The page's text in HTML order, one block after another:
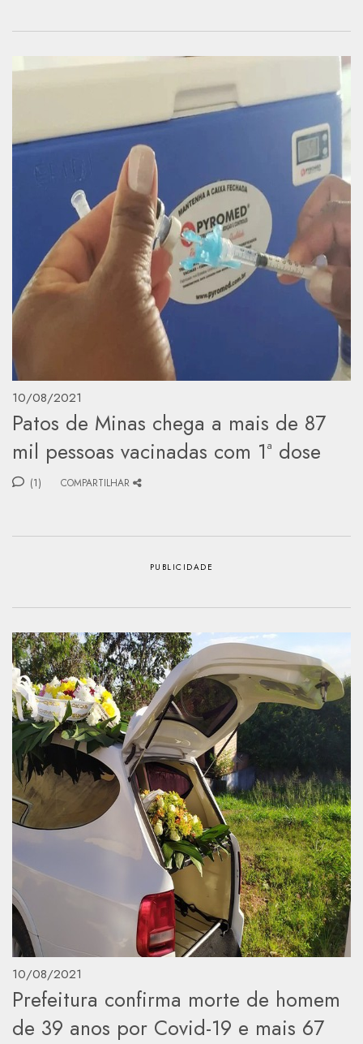
10/08/2021
Patos de Minas chega a mais de 87
mil pessoas vacinadas com 1ª dose
(1) COMPARTILHAR
10/08/2021
Prefeitura confirma morte de homem
de 39 anos por Covid-19 e mais 67